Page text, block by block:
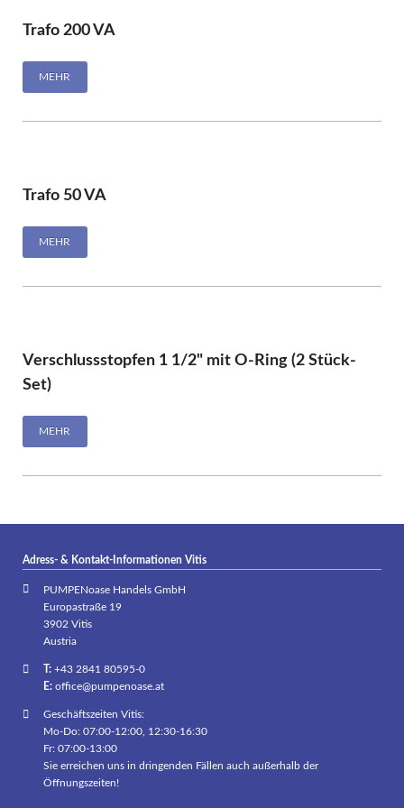
Trafo 200 VA
MEHR
Trafo 50 VA
MEHR
Verschlussstopfen 1 1/2" mit O-Ring (2 Stück-
Set)
MEHR
Adress- & Kontakt-Informationen Vitis
PUMPENoase Handels GmbH
Europastraße 19
3902 Vitis
Austria
T:+43 2841 80595-0
E: office@pumpenoase.at
Geschäftszeiten Vitis:
Mo-Do: 07:00-12:00, 12:30-16:30
Fr: 07:00-13:00
Sie erreichen uns in dringenden Fällen auch außerhalb der
Öffnungszeiten!